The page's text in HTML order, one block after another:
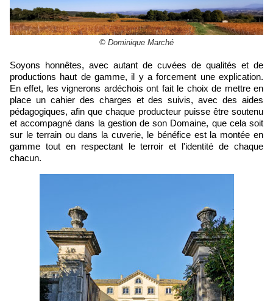
© Dominique Marché
Soyons honnêtes, avec autant de cuvées de qualités et de
productions haut de gamme, il y a forcement une explication.
En effet, les vignerons ardéchois ont fait le choix de mettre en
place un cahier des charges et des suivis, avec des aides
pédagogiques, afin que chaque producteur puisse être soutenu
et accompagné dans la gestion de son Domaine, que cela soit
sur le terrain ou dans la cuverie, le bénéfice est la montée en
gamme tout en respectant le terroir et l'identité de chaque
chacun.